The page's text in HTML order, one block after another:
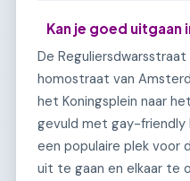
Kan je goed uitgaan
De
homostraat van
het Koningsplein naar
gevuld met gay-friendly
een populaire plek voor
uit te gaan en elkaar te